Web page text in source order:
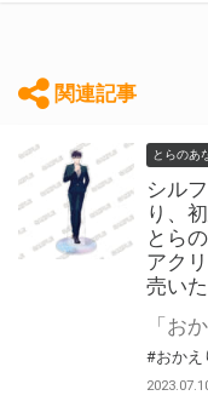
関連記事
とらのあ
シル
り、
とら
アク
売い
#おかえ